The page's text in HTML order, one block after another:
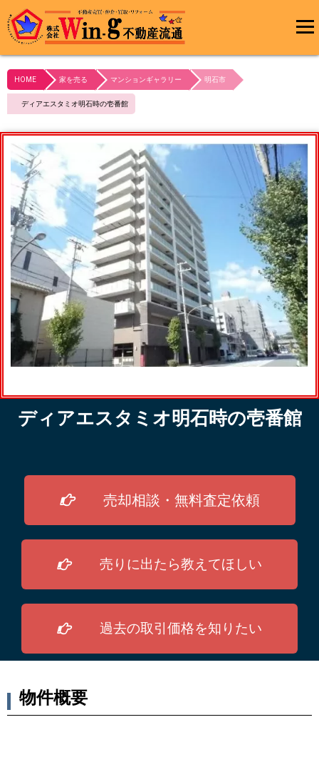
メインメ
最終更新日:2024/03/22
HOME 家を売る マンションギャラリー 明石市
ディアエスタミオ明石時の壱番館
ディアエスタミオ明石時の壱番館
売却相談・無料査定依頼
売りに出たら教えてほしい
過去の取引価格を知りたい
物件概要